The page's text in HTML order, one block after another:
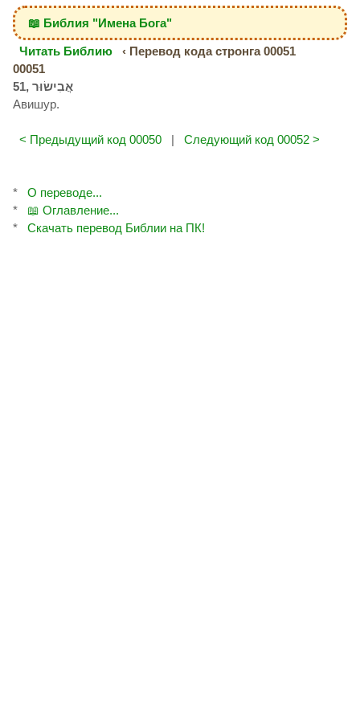
📖 Библия "Имена Бога"
Читать Библию
‹ Перевод кода стронга 00051
00051
Авишур.
< Предыдущий код 00050 | Следующий код 00052 >
*
О переводе...
*
📖 Оглавление...
*
Скачать перевод Библии на ПК!